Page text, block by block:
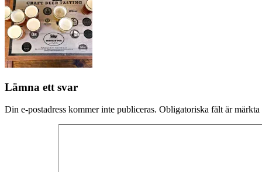
Lämna ett svar
Din e-postadress kommer inte publiceras. Obligatoriska fält är märkta